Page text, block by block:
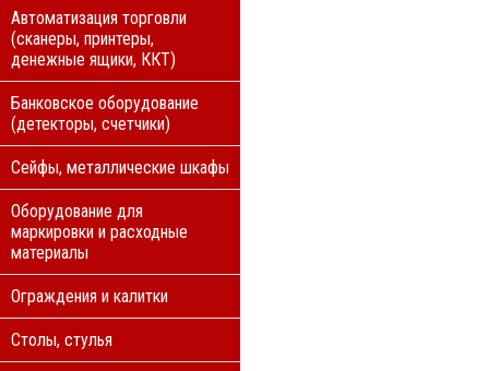
Автоматизация торговли
(сканеры, принтеры,
денежные ящики, ККТ)
Банковское оборудование
(детекторы, счетчики)
Сейфы, металлические шкафы
Оборудование для
маркировки и расходные
материалы
Ограждения и калитки
Столы, стулья